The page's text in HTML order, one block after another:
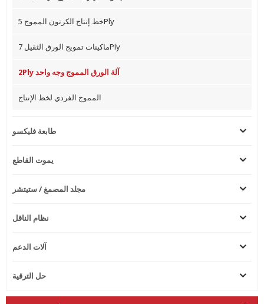
خط إنتاج الكرتون المموج 5Ply
ماكينات تمويج الورق الثقيل 7Ply
2Ply آلة الورق المموج وجه واحد
المموج الفردي لخط الإنتاج
طابعة فليكسو
يموت القاطع
مجلد المصمغ / ستيتشر
نظام الناقل
آلات الدعم
حل الترقية